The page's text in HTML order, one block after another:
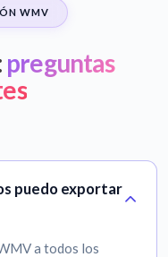
WMV
preguntas
puedo exportar
a todos los